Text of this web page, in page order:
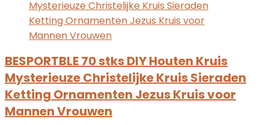
BESPORTBLE 70 stks DIY Houten Kruis
Mysterieuze Christelijke Kruis Sieraden
Ketting Ornamenten Jezus Kruis voor
Mannen Vrouwen